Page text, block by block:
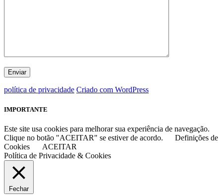
política de privacidade Criado com WordPress
IMPORTANTE
Este site usa cookies para melhorar sua experiência de navegação.
Clique no botão "ACEITAR" se estiver de acordo.
Definições de
Cookies
ACEITAR
Política de Privacidade & Cookies
Fechar